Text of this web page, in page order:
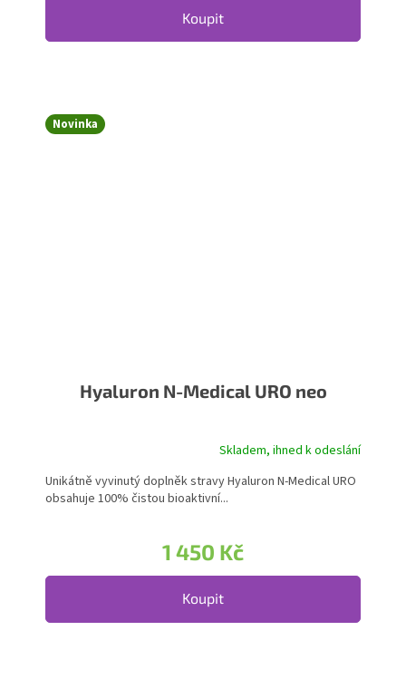
Koupit
Novinka
Hyaluron N-Medical URO neo
Průměrné hodnocení produktu je 5,0 z 5 hvězdiček.
Skladem, ihned k odeslání
1 450 Kč
Koupit
Unikátně vyvinutý doplněk stravy Hyaluron N-Medical URO
obsahuje 100% čistou bioaktivní...